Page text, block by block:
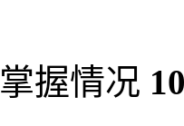
掌握情况